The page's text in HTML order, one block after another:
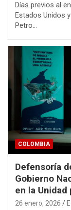
Días previos al
Estados Unidos
Petro…
COLOMBIA
Defensoría
Gobierno
en la
26 enero, 2026